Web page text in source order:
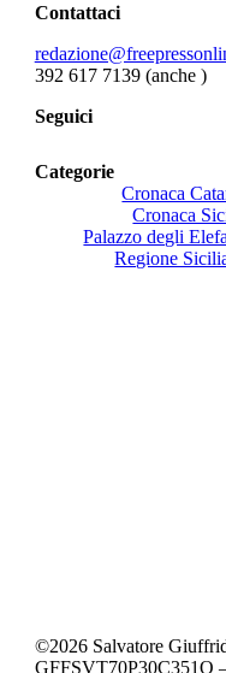
Contattaci
392 617 7139 (anche )
Seguici
Categorie
Cronaca
Cronaca
Palazzo degli
Regione
©2026Salvatore
GFFSVT70P30C351O